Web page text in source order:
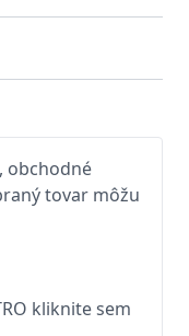
obchodné
tovar môžu
kliknite sem